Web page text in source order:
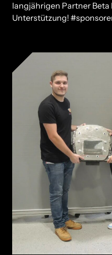
langjährigen Partner Beta
Unterstützung!